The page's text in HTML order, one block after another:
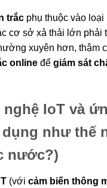
trắc phụ thuộc vào loại
cơ sở xả thải lớn phải
xuyên hơn, thậm
online để giám sát
nghệ IoT và
như thế
nước?)
(với cảm biến thông